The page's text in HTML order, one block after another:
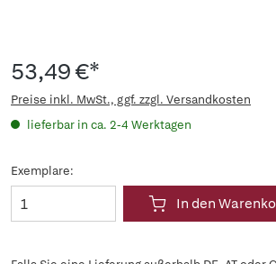
53,49 €*
Preise inkl. MwSt., ggf. zzgl. Versandkosten
lieferbar in ca. 2-4 Werktagen
Exemplare:
In den